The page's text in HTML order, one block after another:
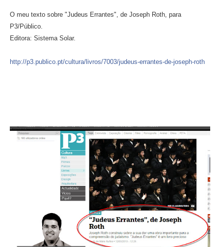
O meu texto sobre "Judeus Errantes", de Joseph Roth, para
P3/Público.
Editora: Sistema Solar.
http://p3.publico.pt/cultura/livros/7003/judeus-errantes-de-joseph-roth